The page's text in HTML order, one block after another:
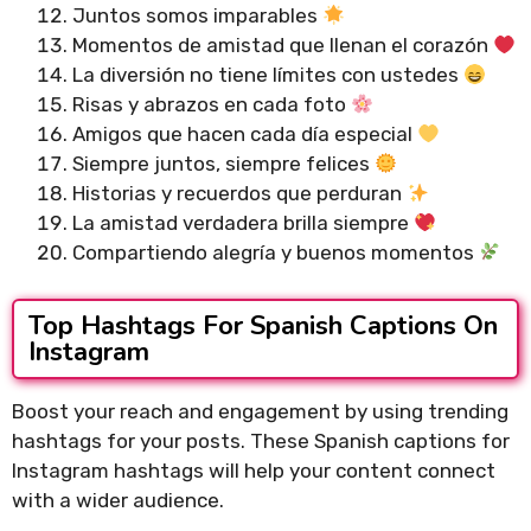
Juntos somos imparables
Momentos de amistad que llenan el corazón
La diversión no tiene límites con ustedes
Risas y abrazos en cada foto
Amigos que hacen cada día especial
Siempre juntos, siempre felices
Historias y recuerdos que perduran
La amistad verdadera brilla siempre
Compartiendo alegría y buenos momentos
Top Hashtags For Spanish Captions On
Instagram
Boost your reach and engagement by using trending
hashtags for your posts. These Spanish captions for
Instagram hashtags will help your content connect
with a wider audience.